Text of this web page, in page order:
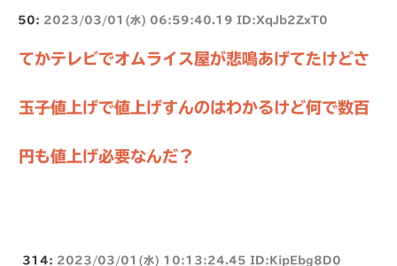
50: 2023/03/01(水) 06:59:40.19 ID:XqJb2ZxT0
てかテレビでオムライス屋が悲鳴あげてたけどさ
玉子値上げで値上げすんのはわかるけど何で数百
円も値上げ必要なんだ？
314: 2023/03/01(水) 10:13:24.45 ID:KipEbg8D0